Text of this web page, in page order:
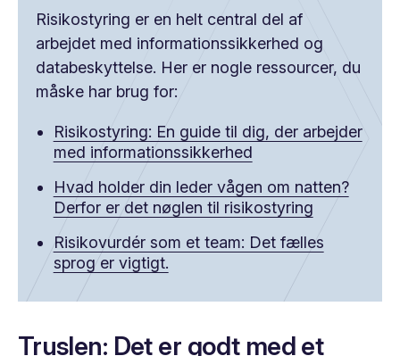
Risikostyring er en helt central del af
arbejdet med informationssikkerhed og
databeskyttelse. Her er nogle ressourcer, du
måske har brug for:
Risikostyring: En guide til dig, der arbejder
med informationssikkerhed
Hvad holder din leder vågen om natten?
Derfor er det nøglen til risikostyring
Risikovurdér som et team: Det fælles
sprog er vigtigt.
Truslen: Det er godt med et